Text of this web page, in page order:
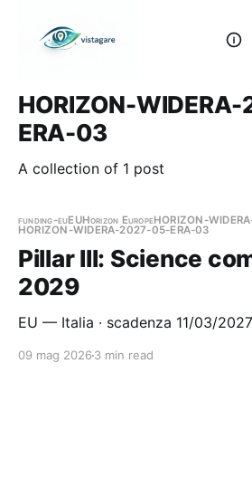
HORIZON-
ERA-03
A collection of 1 post
funding-euEUHorizon EuropeHORIZON-
HORIZON-WIDERA-2027-05-ERA-03
Pillar III: Science
2029
EU — Italia · scadenza 11/03/2027
09 mag 2026 3 min read